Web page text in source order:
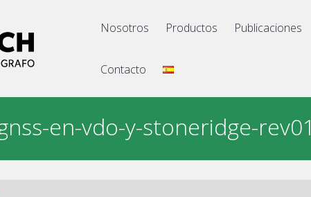
Nosotros Productos Publicaciones
Contacto
en-vdo-y-stoneridge-rev01